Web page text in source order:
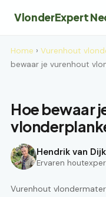
VlonderExpert
Home › Vurenhout
bewaar je vurenhout
Hoe bewaar
Hendrik van Dijk
Ervaren
Vurenhout